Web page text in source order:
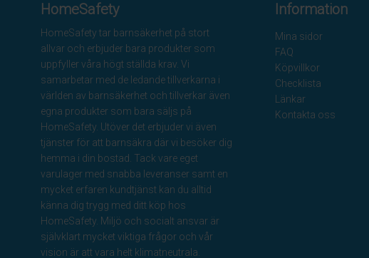
HomeSafety
HomeSafety tar barnsäkerhet på stort
allvar och erbjuder bara produkter som
uppfyller våra högt ställda krav. Vi
samarbetar med de ledande tillverkarna i
världen av barnsäkerhet och tillverkar även
egna produkter som bara säljs på
HomeSafety. Utöver det erbjuder vi även
tjänster för att barnsäkra där vi besöker dig
hemma i din bostad. Tack vare eget
varulager med snabba leveranser samt en
mycket erfaren kundtjänst kan du alltid
känna dig trygg med ditt köp hos
HomeSafety. Miljö och socialt ansvar är
självklart mycket viktiga frågor och vår
vision är att vara helt klimatneutrala.
Information
Mina sidor
FAQ
Köpvillkor
Checklista
Länkar
Kontakta oss